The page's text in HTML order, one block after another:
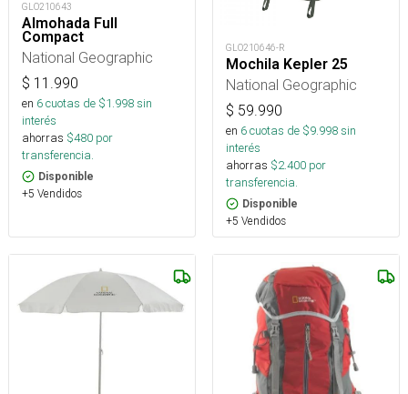
GLO210643
Almohada Full
Compact
National Geographic
$ 11.990
en 6cuotas de $1.998sin
interés
ahorras $480 por
transferencia.
Disponible
+5 Vendidos
GLO210646-R
Mochila Kepler 25
National Geographic
$ 59.990
en 6cuotas de $9.998sin
interés
ahorras $2.400 por
transferencia.
Disponible
+5 Vendidos